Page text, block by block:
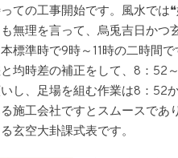
ての工事開始です。風水で
無理を言って、烏兎吉日か
標準時で9時～11時の二時間
均時差の補正をして、8：52
し、足場を組む作業は8：52
施工会社ですとスムースであ
玄空大卦課式表です。